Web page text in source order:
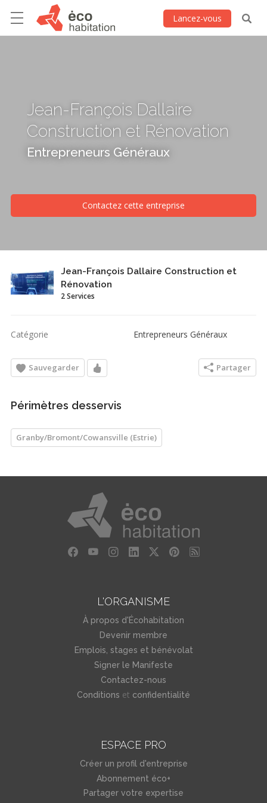
Lancez-vous
Jean-François Dallaire
Construction et Rénovation
Entrepreneurs Généraux
Contactez cette entreprise
Jean-François Dallaire Construction et
Rénovation
2 Services
Catégorie Entrepreneurs Généraux
Sauvegarder Partager
Périmètres desservis
Granby/Bromont/Cowansville (Estrie)
L'ORGANISME
À propos d'Écohabitation
Devenir membre
Emplois, stages et bénévolat
Signer le Manifeste
Contactez-nous
Conditions et confidentialité
ESPACE PRO
Créer un profil d'entreprise
Abonnement éco+
Partager votre expertise